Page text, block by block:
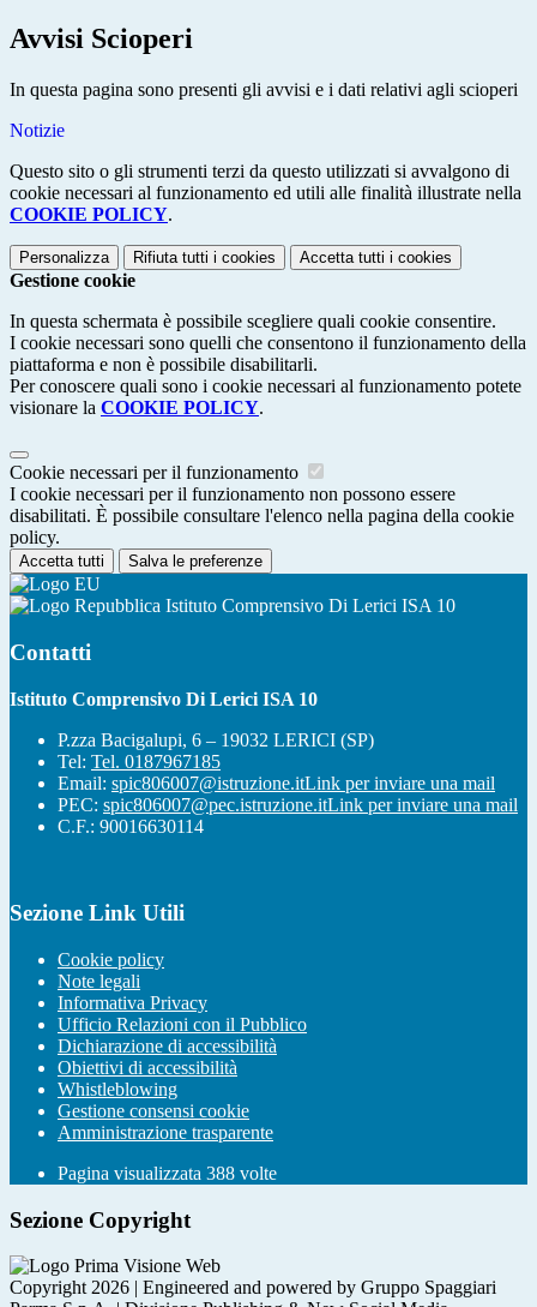
Avvisi Scioperi
In questa pagina sono presenti gli avvisi e i dati relativi agli scioperi
Notizie
Questo sito o gli strumenti terzi da questo utilizzati si avvalgono di
cookie necessari al funzionamento ed utili alle finalità illustrate nella
COOKIE POLICY.
Personalizza Rifiuta tutti i cookies Accetta tutti i cookies
Gestione cookie
In questa schermata è possibile scegliere quali cookie consentire.
I cookie necessari sono quelli che consentono il funzionamento della
piattaforma e non è possibile disabilitarli.
Per conoscere quali sono i cookie necessari al funzionamento potete
visionare la COOKIE POLICY.
Cookie necessari per il funzionamento
I cookie necessari per il funzionamento non possono essere
disabilitati. È possibile consultare l'elenco nella pagina della cookie
policy.
Accetta tutti Salva le preferenze
Istituto Comprensivo Di Lerici ISA 10
Contatti
Istituto Comprensivo Di Lerici ISA 10
P.zza Bacigalupi, 6 – 19032 LERICI (SP)
Tel: Tel. 0187967185
Email: spic806007@istruzione.itLink per inviare una mail
PEC: spic806007@pec.istruzione.itLink per inviare una mail
C.F.: 90016630114
Sezione Link Utili
Cookie policy
Note legali
Informativa Privacy
Ufficio Relazioni con il Pubblico
Dichiarazione di accessibilità
Obiettivi di accessibilità
Whistleblowing
Gestione consensi cookie
Amministrazione trasparente
Pagina visualizzata 388 volte
Sezione Copyright
Copyright 2026 | Engineered and powered by Gruppo Spaggiari